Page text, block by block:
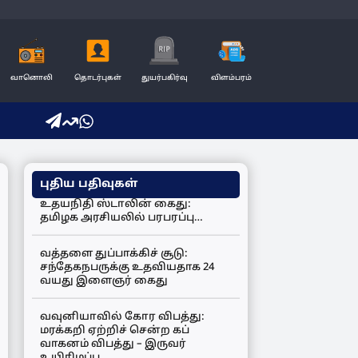
வானொலி தொடர்புகள் துயர்பகிர்வு விளம்பரம்
புதிய பதிவுகள்
உதயநிதி ஸ்டாலின் கைது:
தமிழக அரசியலில் பரபரப்பு…
வத்தளை துப்பாக்கிச் சூடு:
சந்தேகநபருக்கு உதவியதாக 24
வயது இளைஞர் கைது
வவுனியாவில் கோர விபத்து:
மரக்கறி ஏற்றிச் சென்ற கப்
வாகனம் விபத்து – இருவர்